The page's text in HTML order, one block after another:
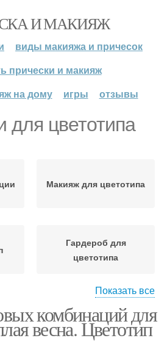
И МАКИЯЖ
виды макияжа и причесок
прически и макияж
на дому
игры отзывы
для цветотипа
Макияж для цветотипа
Гардероб для
цветотипа
Волос для цветотипа
Показать все
комбинаций для
весна. Цветотип